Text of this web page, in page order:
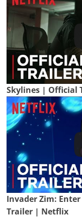
Skylines | Official
Invader Zim:
Trailer | Netflix